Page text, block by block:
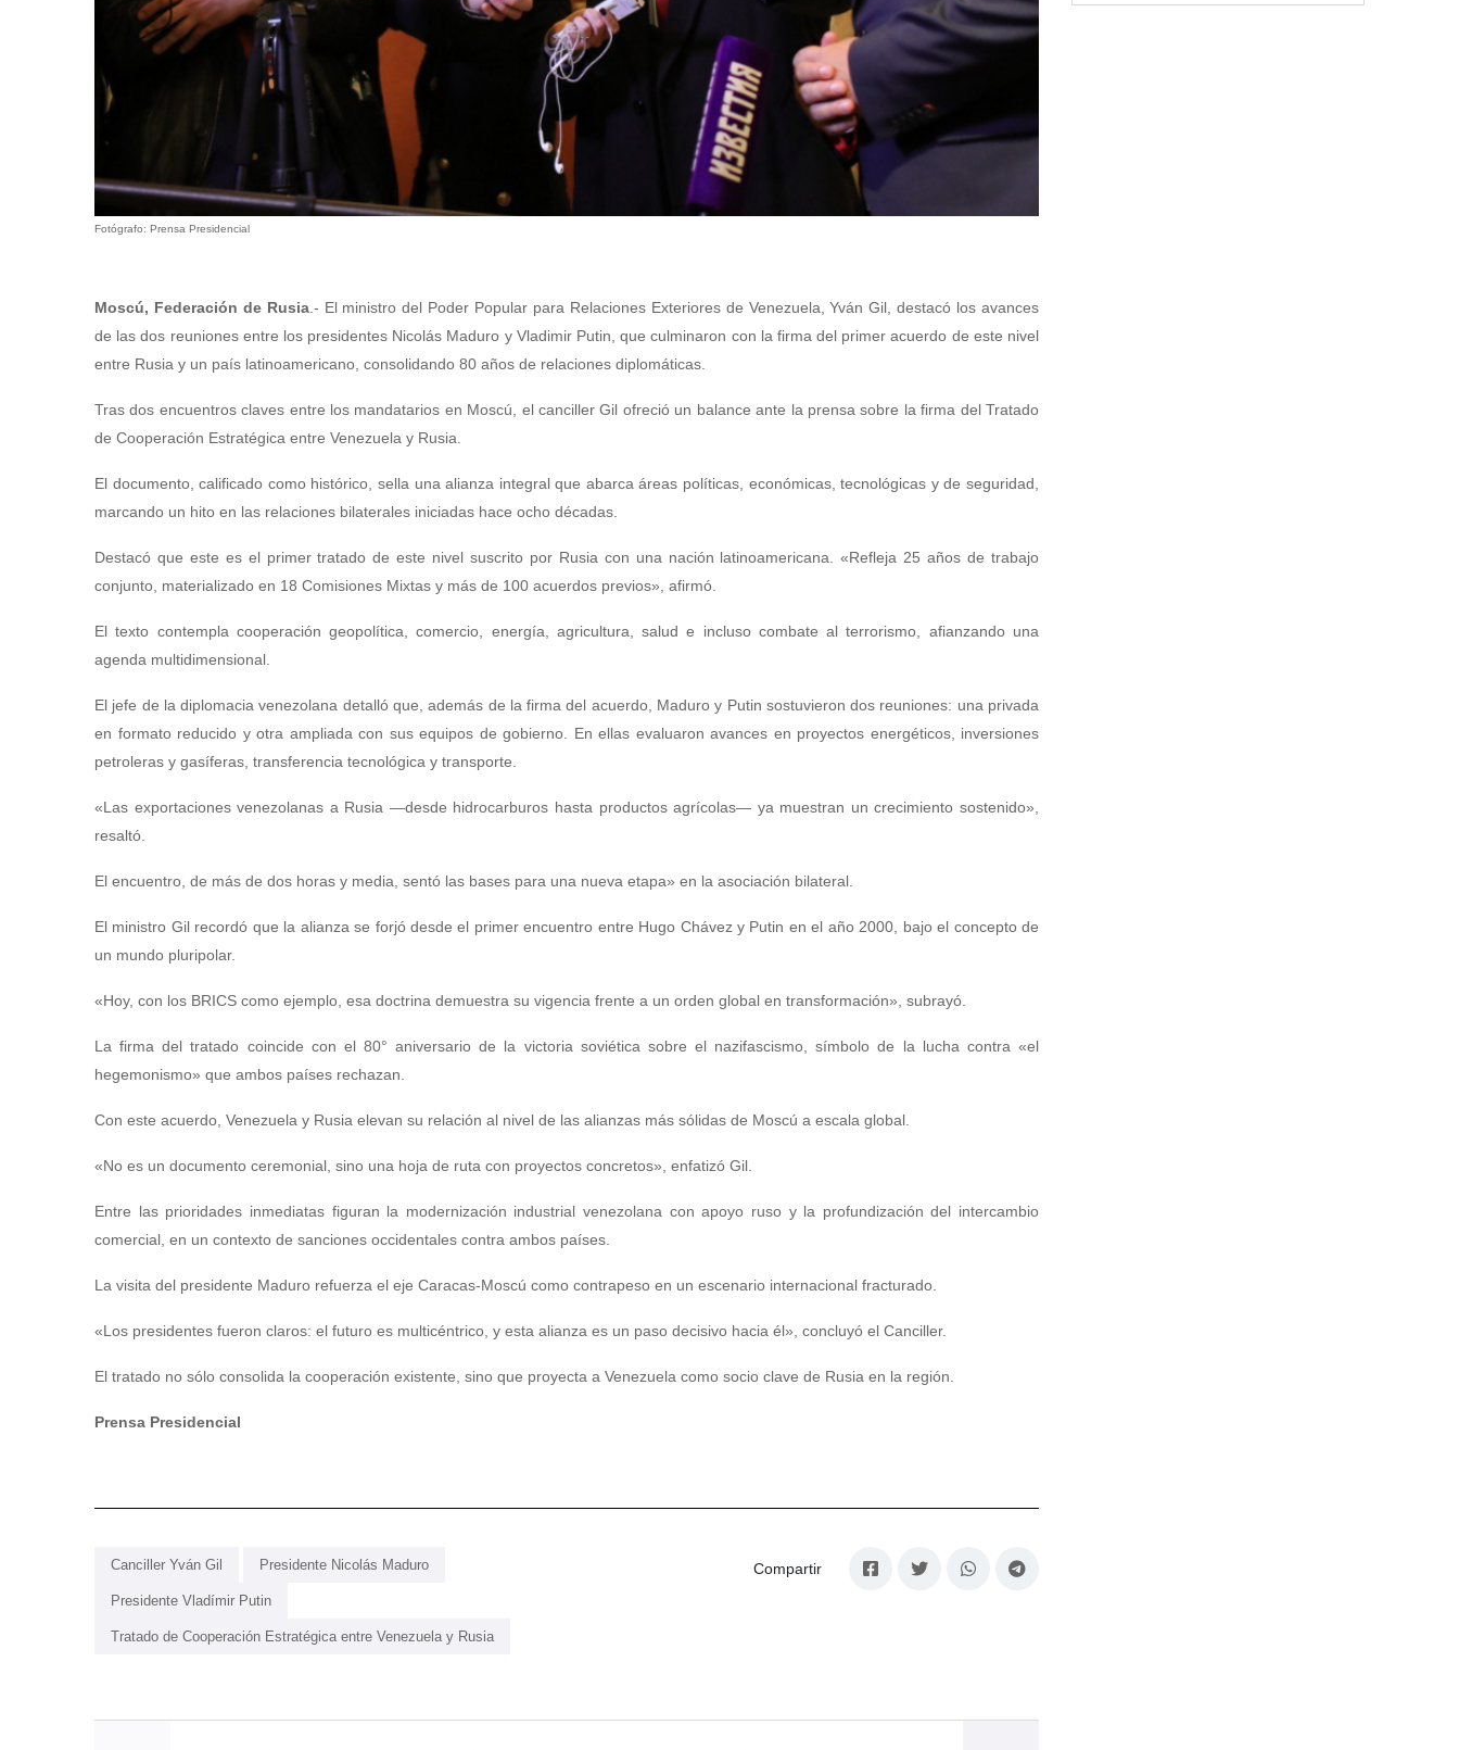
Fotógrafo: Prensa Presidencial
Moscú, Federación de Rusia.- El ministro del Poder Popular para Relaciones Exteriores de Venezuela, Yván Gil, destacó los avances
de las dos reuniones entre los presidentes Nicolás Maduro y Vladimir Putin, que culminaron con la firma del primer acuerdo de este nivel
entre Rusia y un país latinoamericano, consolidando 80 años de relaciones diplomáticas.
Tras dos encuentros claves entre los mandatarios en Moscú, el canciller Gil ofreció un balance ante la prensa sobre la firma del Tratado
de Cooperación Estratégica entre Venezuela y Rusia.
El documento, calificado como histórico, sella una alianza integral que abarca áreas políticas, económicas, tecnológicas y de seguridad,
marcando un hito en las relaciones bilaterales iniciadas hace ocho décadas.
Destacó que este es el primer tratado de este nivel suscrito por Rusia con una nación latinoamericana. «Refleja 25 años de trabajo
conjunto, materializado en 18 Comisiones Mixtas y más de 100 acuerdos previos», afirmó.
El texto contempla cooperación geopolítica, comercio, energía, agricultura, salud e incluso combate al terrorismo, afianzando una
agenda multidimensional.
El jefe de la diplomacia venezolana detalló que, además de la firma del acuerdo, Maduro y Putin sostuvieron dos reuniones: una privada
en formato reducido y otra ampliada con sus equipos de gobierno. En ellas evaluaron avances en proyectos energéticos, inversiones
petroleras y gasíferas, transferencia tecnológica y transporte.
«Las exportaciones venezolanas a Rusia —desde hidrocarburos hasta productos agrícolas— ya muestran un crecimiento sostenido»,
resaltó.
El encuentro, de más de dos horas y media, sentó las bases para una nueva etapa» en la asociación bilateral.
El ministro Gil recordó que la alianza se forjó desde el primer encuentro entre Hugo Chávez y Putin en el año 2000, bajo el concepto de
un mundo pluripolar.
«Hoy, con los BRICS como ejemplo, esa doctrina demuestra su vigencia frente a un orden global en transformación», subrayó.
La firma del tratado coincide con el 80° aniversario de la victoria soviética sobre el nazifascismo, símbolo de la lucha contra «el
hegemonismo» que ambos países rechazan.
Con este acuerdo, Venezuela y Rusia elevan su relación al nivel de las alianzas más sólidas de Moscú a escala global.
«No es un documento ceremonial, sino una hoja de ruta con proyectos concretos», enfatizó Gil.
Entre las prioridades inmediatas figuran la modernización industrial venezolana con apoyo ruso y la profundización del intercambio
comercial, en un contexto de sanciones occidentales contra ambos países.
La visita del presidente Maduro refuerza el eje Caracas-Moscú como contrapeso en un escenario internacional fracturado.
«Los presidentes fueron claros: el futuro es multicéntrico, y esta alianza es un paso decisivo hacia él», concluyó el Canciller.
El tratado no sólo consolida la cooperación existente, sino que proyecta a Venezuela como socio clave de Rusia en la región.
Prensa Presidencial
Canciller Yván Gil Presidente Nicolás Maduro
Presidente Vladímir Putin
Tratado de Cooperación Estratégica entre Venezuela y Rusia
Compartir